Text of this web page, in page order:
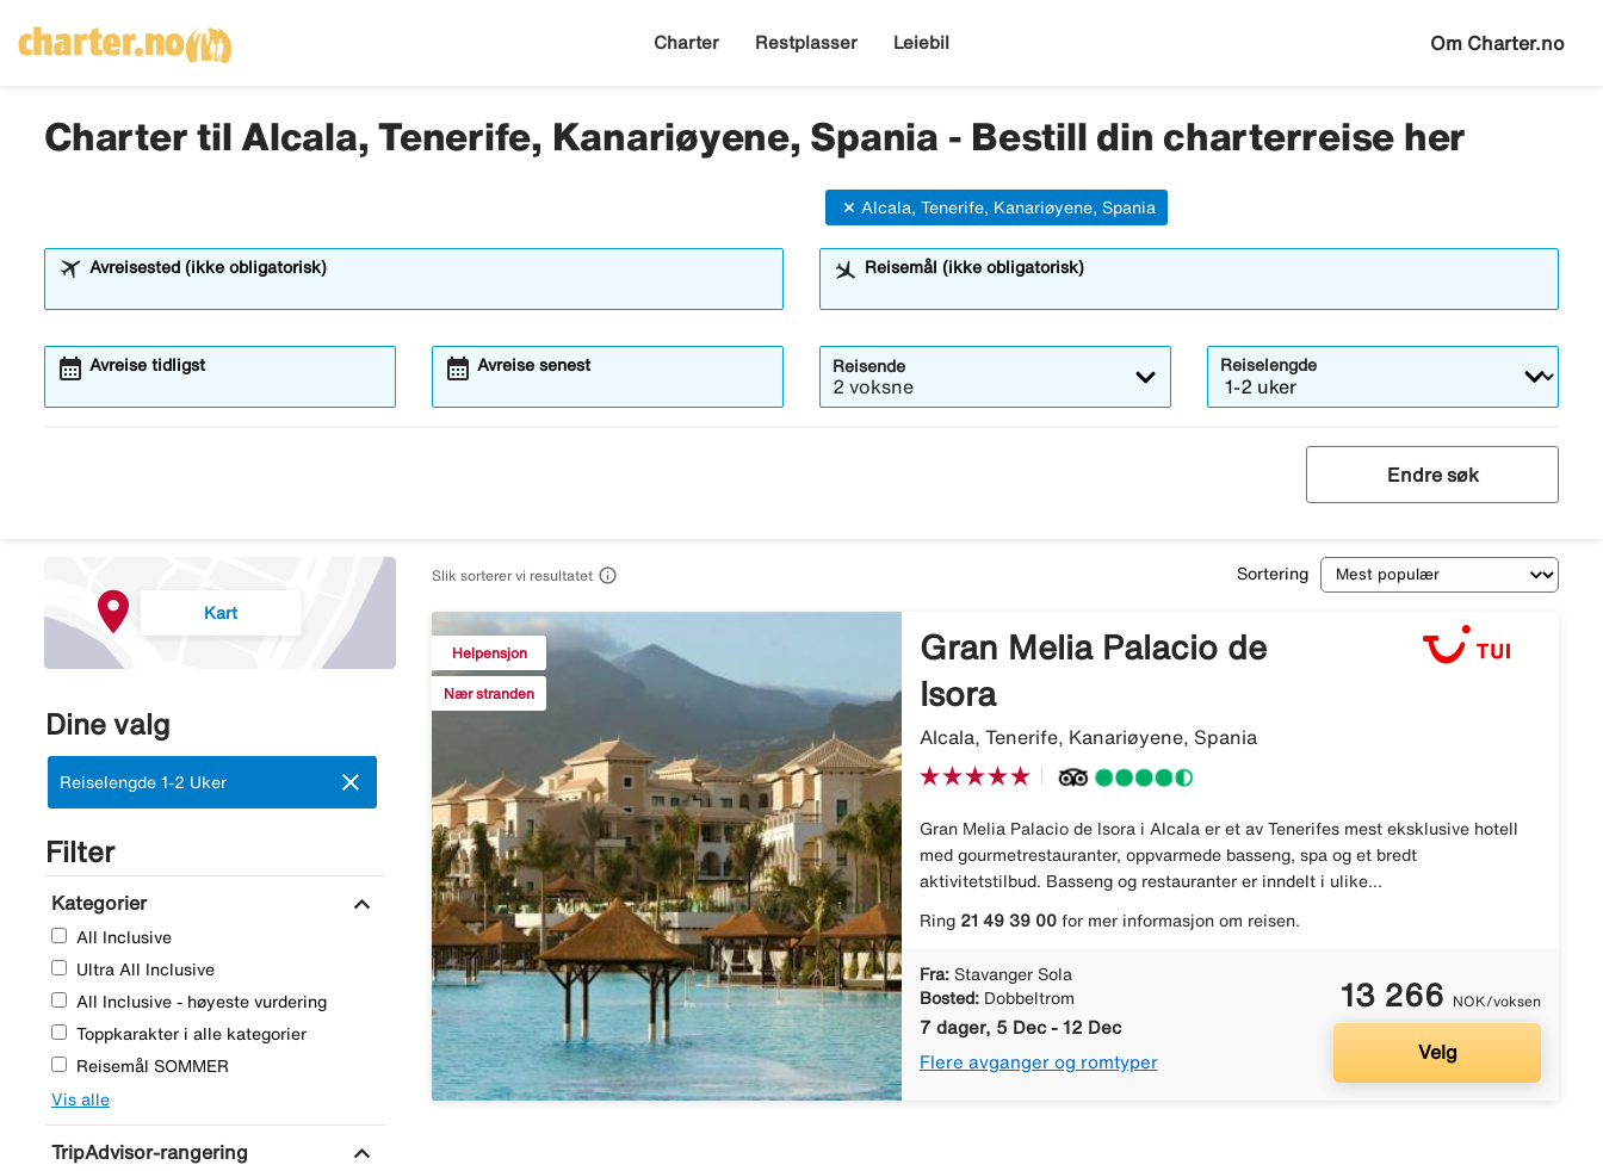
Charter Restplasser Leiebil Om Charter.no
Charter til Alcala, Tenerife, Kanariøyene, Spania - Bestill din charterreise her
Avreisested (ikke obligatorisk) Reisemål (ikke obligatorisk)
Alcala, Tenerife, Kanariøyene, Spania
Avreise tidligst
calendar_month Avreise senest
calendar_month Reisende
2 voksne
Reiselengde
Endre søk
Kart
Dine valg
Fjern:
Reiselengde 1-2 Uker close
Filter
Kategorier expand_more
All Inclusive
Ultra All Inclusive
All Inclusive - høyeste vurdering
Toppkarakter i alle kategorier
Reisemål SOMMER
Vis alle
TripAdvisor-rangering expand_more
Slik sorterer vi resultatet  Sortering
Helpensjon
Nær stranden
Gran Melia Palacio de
Isora
Alcala, Tenerife, Kanariøyene, Spania
Gran Melia Palacio de Isora i Alcala er et av Tenerifes mest eksklusive hotell
med gourmetrestauranter, oppvarmede basseng, spa og et bredt
aktivitetstilbud. Basseng og restauranter er inndelt i ulike...
Ring 21 49 39 00for mer informasjon om reisen.
Fra: Stavanger Sola
Bosted: Dobbeltrom
7 dager, 5 Dec - 12 Dec
Flere avganger og romtyper
13 266 NOK/voksen
Velg